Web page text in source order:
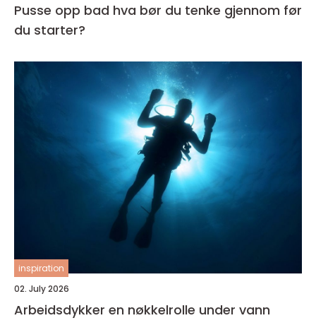
Pusse opp bad hva bør du tenke gjennom før
du starter?
inspiration
02. July 2026
Arbeidsdykker en nøkkelrolle under vann